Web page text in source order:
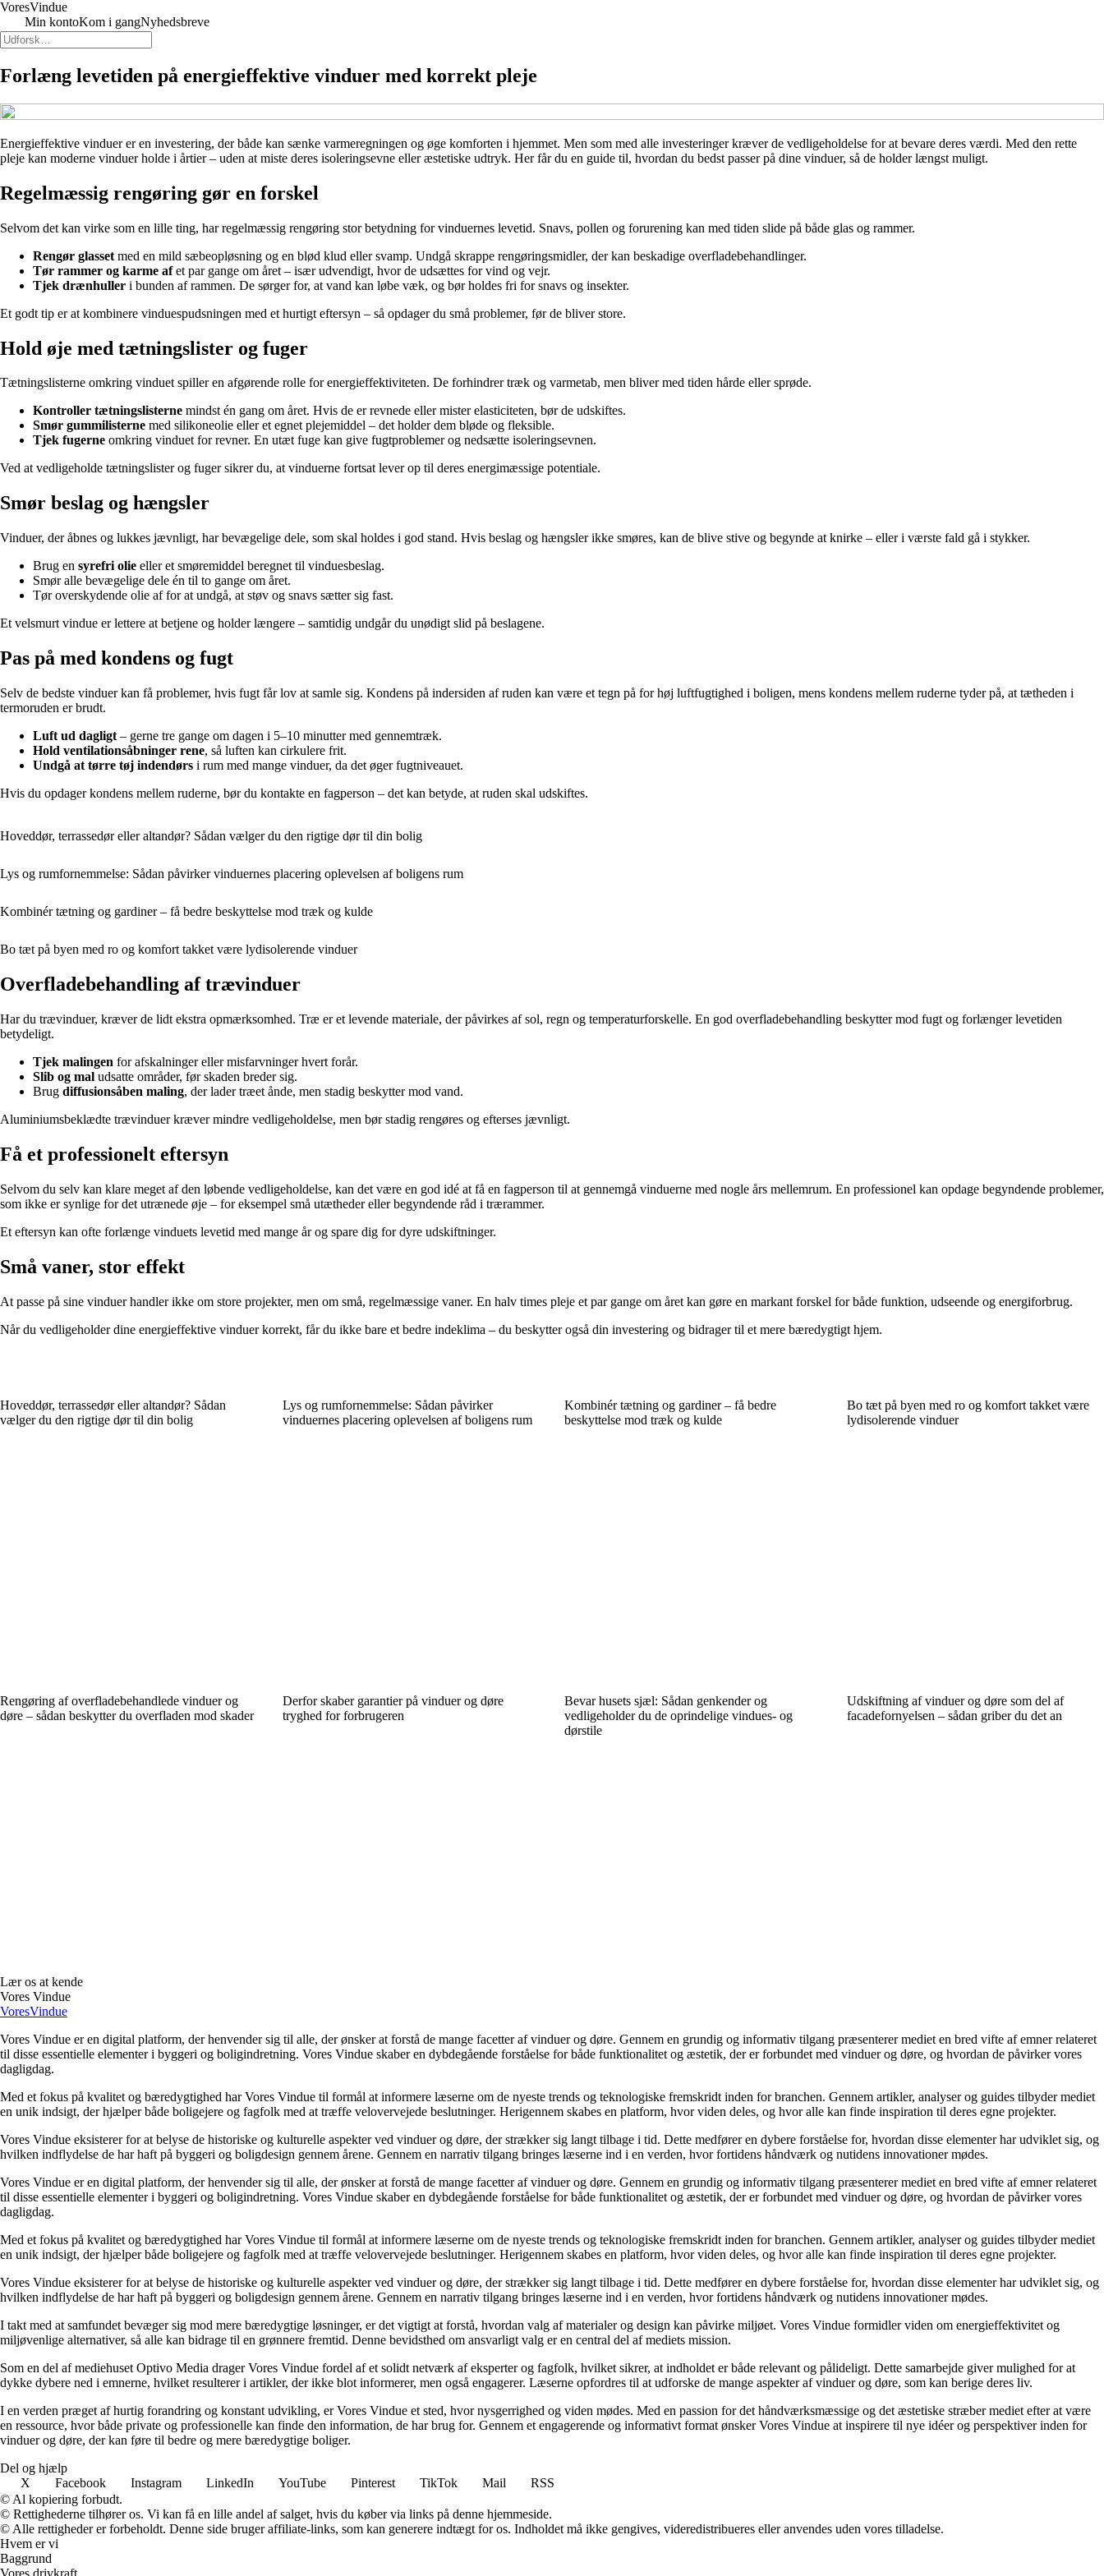
VoresVindue
Min kontoKom i gangNyhedsbreve
Forlæng levetiden på energieffektive vinduer med korrekt pleje
Energieffektive vinduer er en investering, der både kan sænke varmeregningen og øge komforten i hjemmet. Men som med alle investeringer kræver de vedligeholdelse for at bevare deres værdi. Med den rette
pleje kan moderne vinduer holde i årtier – uden at miste deres isoleringsevne eller æstetiske udtryk. Her får du en guide til, hvordan du bedst passer på dine vinduer, så de holder længst muligt.
Regelmæssig rengøring gør en forskel
Selvom det kan virke som en lille ting, har regelmæssig rengøring stor betydning for vinduernes levetid. Snavs, pollen og forurening kan med tiden slide på både glas og rammer.
Rengør glasset med en mild sæbeopløsning og en blød klud eller svamp. Undgå skrappe rengøringsmidler, der kan beskadige overfladebehandlinger.
Tør rammer og karme afet par gange om året – især udvendigt, hvor de udsættes for vind og vejr.
Tjek drænhuller i bunden af rammen. De sørger for, at vand kan løbe væk, og bør holdes fri for snavs og insekter.
Et godt tip er at kombinere vinduespudsningen med et hurtigt eftersyn – så opdager du små problemer, før de bliver store.
Hold øje med tætningslister og fuger
Tætningslisterne omkring vinduet spiller en afgørende rolle for energieffektiviteten. De forhindrer træk og varmetab, men bliver med tiden hårde eller sprøde.
Kontroller tætningslisterne mindst én gang om året. Hvis de er revnede eller mister elasticiteten, bør de udskiftes.
Smør gummilisterne med silikoneolie eller et egnet plejemiddel – det holder dem bløde og fleksible.
Tjek fugerne omkring vinduet for revner. En utæt fuge kan give fugtproblemer og nedsætte isoleringsevnen.
Ved at vedligeholde tætningslister og fuger sikrer du, at vinduerne fortsat lever op til deres energimæssige potentiale.
Smør beslag og hængsler
Vinduer, der åbnes og lukkes jævnligt, har bevægelige dele, som skal holdes i god stand. Hvis beslag og hængsler ikke smøres, kan de blive stive og begynde at knirke – eller i værste fald gå i stykker.
Brug en syrefri olie eller et smøremiddel beregnet til vinduesbeslag.
Smør alle bevægelige dele én til to gange om året.
Tør overskydende olie af for at undgå, at støv og snavs sætter sig fast.
Et velsmurt vindue er lettere at betjene og holder længere – samtidig undgår du unødigt slid på beslagene.
Pas på med kondens og fugt
Selv de bedste vinduer kan få problemer, hvis fugt får lov at samle sig. Kondens på indersiden af ruden kan være et tegn på for høj luftfugtighed i boligen, mens kondens mellem ruderne tyder på, at tætheden i
termoruden er brudt.
Luft ud dagligt – gerne tre gange om dagen i 5–10 minutter med gennemtræk.
Hold ventilationsåbninger rene, så luften kan cirkulere frit.
Undgå at tørre tøj indendørs i rum med mange vinduer, da det øger fugtniveauet.
Hvis du opdager kondens mellem ruderne, bør du kontakte en fagperson – det kan betyde, at ruden skal udskiftes.
Hoveddør, terrassedør eller altandør? Sådan vælger du den rigtige dør til din bolig
Lys og rumfornemmelse: Sådan påvirker vinduernes placering oplevelsen af boligens rum
Kombinér tætning og gardiner – få bedre beskyttelse mod træk og kulde
Bo tæt på byen med ro og komfort takket være lydisolerende vinduer
Overfladebehandling af trævinduer
Har du trævinduer, kræver de lidt ekstra opmærksomhed. Træ er et levende materiale, der påvirkes af sol, regn og temperaturforskelle. En god overfladebehandling beskytter mod fugt og forlænger levetiden
betydeligt.
Tjek malingen for afskalninger eller misfarvninger hvert forår.
Slib og mal udsatte områder, før skaden breder sig.
Brug diffusionsåben maling, der lader træet ånde, men stadig beskytter mod vand.
Aluminiumsbeklædte trævinduer kræver mindre vedligeholdelse, men bør stadig rengøres og efterses jævnligt.
Få et professionelt eftersyn
Selvom du selv kan klare meget af den løbende vedligeholdelse, kan det være en god idé at få en fagperson til at gennemgå vinduerne med nogle års mellemrum. En professionel kan opdage begyndende problemer,
som ikke er synlige for det utrænede øje – for eksempel små utætheder eller begyndende råd i trærammer.
Et eftersyn kan ofte forlænge vinduets levetid med mange år og spare dig for dyre udskiftninger.
Små vaner, stor effekt
At passe på sine vinduer handler ikke om store projekter, men om små, regelmæssige vaner. En halv times pleje et par gange om året kan gøre en markant forskel for både funktion, udseende og energiforbrug.
Når du vedligeholder dine energieffektive vinduer korrekt, får du ikke bare et bedre indeklima – du beskytter også din investering og bidrager til et mere bæredygtigt hjem.
Hoveddør, terrassedør eller altandør? Sådan
vælger du den rigtige dør til din bolig
Lys og rumfornemmelse: Sådan påvirker
vinduernes placering oplevelsen af boligens rum
Kombinér tætning og gardiner – få bedre
beskyttelse mod træk og kulde
Bo tæt på byen med ro og komfort takket være
lydisolerende vinduer
Rengøring af overfladebehandlede vinduer og
døre – sådan beskytter du overfladen mod skader
Derfor skaber garantier på vinduer og døre
tryghed for forbrugeren
Bevar husets sjæl: Sådan genkender og
vedligeholder du de oprindelige vindues- og
dørstile
Udskiftning af vinduer og døre som del af
facadefornyelsen – sådan griber du det an
Lær os at kende
Vores Vindue
VoresVindue
Vores Vindue er en digital platform, der henvender sig til alle, der ønsker at forstå de mange facetter af vinduer og døre. Gennem en grundig og informativ tilgang præsenterer mediet en bred vifte af emner relateret
til disse essentielle elementer i byggeri og boligindretning. Vores Vindue skaber en dybdegående forståelse for både funktionalitet og æstetik, der er forbundet med vinduer og døre, og hvordan de påvirker vores
dagligdag.
Med et fokus på kvalitet og bæredygtighed har Vores Vindue til formål at informere læserne om de nyeste trends og teknologiske fremskridt inden for branchen. Gennem artikler, analyser og guides tilbyder mediet
en unik indsigt, der hjælper både boligejere og fagfolk med at træffe velovervejede beslutninger. Herigennem skabes en platform, hvor viden deles, og hvor alle kan finde inspiration til deres egne projekter.
Vores Vindue eksisterer for at belyse de historiske og kulturelle aspekter ved vinduer og døre, der strækker sig langt tilbage i tid. Dette medfører en dybere forståelse for, hvordan disse elementer har udviklet sig, og
hvilken indflydelse de har haft på byggeri og boligdesign gennem årene. Gennem en narrativ tilgang bringes læserne ind i en verden, hvor fortidens håndværk og nutidens innovationer mødes.
Vores Vindue er en digital platform, der henvender sig til alle, der ønsker at forstå de mange facetter af vinduer og døre. Gennem en grundig og informativ tilgang præsenterer mediet en bred vifte af emner relateret
til disse essentielle elementer i byggeri og boligindretning. Vores Vindue skaber en dybdegående forståelse for både funktionalitet og æstetik, der er forbundet med vinduer og døre, og hvordan de påvirker vores
dagligdag.
Med et fokus på kvalitet og bæredygtighed har Vores Vindue til formål at informere læserne om de nyeste trends og teknologiske fremskridt inden for branchen. Gennem artikler, analyser og guides tilbyder mediet
en unik indsigt, der hjælper både boligejere og fagfolk med at træffe velovervejede beslutninger. Herigennem skabes en platform, hvor viden deles, og hvor alle kan finde inspiration til deres egne projekter.
Vores Vindue eksisterer for at belyse de historiske og kulturelle aspekter ved vinduer og døre, der strækker sig langt tilbage i tid. Dette medfører en dybere forståelse for, hvordan disse elementer har udviklet sig, og
hvilken indflydelse de har haft på byggeri og boligdesign gennem årene. Gennem en narrativ tilgang bringes læserne ind i en verden, hvor fortidens håndværk og nutidens innovationer mødes.
I takt med at samfundet bevæger sig mod mere bæredygtige løsninger, er det vigtigt at forstå, hvordan valg af materialer og design kan påvirke miljøet. Vores Vindue formidler viden om energieffektivitet og
miljøvenlige alternativer, så alle kan bidrage til en grønnere fremtid. Denne bevidsthed om ansvarligt valg er en central del af mediets mission.
Som en del af mediehuset Optivo Media drager Vores Vindue fordel af et solidt netværk af eksperter og fagfolk, hvilket sikrer, at indholdet er både relevant og pålideligt. Dette samarbejde giver mulighed for at
dykke dybere ned i emnerne, hvilket resulterer i artikler, der ikke blot informerer, men også engagerer. Læserne opfordres til at udforske de mange aspekter af vinduer og døre, som kan berige deres liv.
I en verden præget af hurtig forandring og konstant udvikling, er Vores Vindue et sted, hvor nysgerrighed og viden mødes. Med en passion for det håndværksmæssige og det æstetiske stræber mediet efter at være
en ressource, hvor både private og professionelle kan finde den information, de har brug for. Gennem et engagerende og informativt format ønsker Vores Vindue at inspirere til nye idéer og perspektiver inden for
vinduer og døre, der kan føre til bedre og mere bæredygtige boliger.
Del og hjælp
X
Facebook Instagram LinkedIn YouTube Pinterest TikTok Mail
RSS
© Al kopiering forbudt.
© Rettighederne tilhører os. Vi kan få en lille andel af salget, hvis du køber via links på denne hjemmeside.
© Alle rettigheder er forbeholdt. Denne side bruger affiliate-links, som kan generere indtægt for os. Indholdet må ikke gengives, videredistribueres eller anvendes uden vores tilladelse.
Hvem er vi
Baggrund
Vores drivkraft